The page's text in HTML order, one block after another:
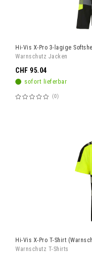
Hi-Vis X-Pro 3-lagige
Warnschutz Jacken
sofort lieferbar
Bewertung:
0
CHF 95.04
Hi-Vis X-Pro T-Shirt
Warnschutz T-Shirts